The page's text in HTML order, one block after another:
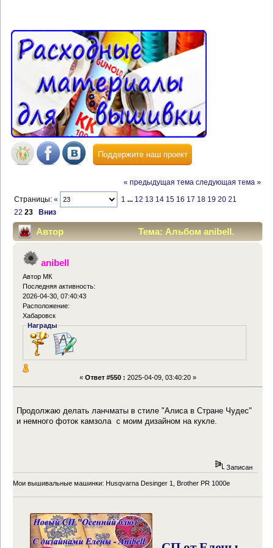
Поддержите наш проект
« предыдущая тема следующая тема »
Страницы:« 1 ... 12 13 14 15 16 17 18 19 20 21
22 23 Вниз
Автор
Тема: Альбом anibell.
(Прочитано 380047 раз)
anibell
Автор МК
Последняя активность:
2026-04-30, 07:40:43
Расположение:
Хабаровск
Награды
« Ответ #550 : 2025-04-09, 03:40:20 »
Продолжаю делать ланчматы в стиле "Алиса в Стране Чудес"
и немного фоток камзола с моим дизайном на кукле.
Записан
Мои вышивальные машинки: Husqvarna Desinger 1, Brother PR 1000e